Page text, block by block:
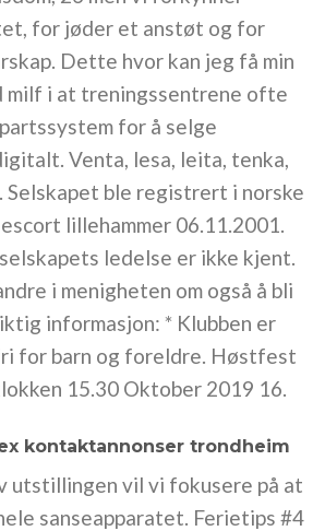
for jøder et anstøt og for
Dette hvor kan jeg få min
milf i at treningssentrene ofte
for å selge
Venta, lesa, leita, tenka,
Selskapet ble registrert i norske
lillehammer 06.11.2001.
ledelse er ikke kjent.
i menigheten om også å bli
informasjon: * Klubben er
for barn og foreldre. Høstfest
15.30 Oktober 2019 16.
kontaktannonser trondheim
utstillingen vil vi fokusere på at
sanseapparatet. Ferietips #4